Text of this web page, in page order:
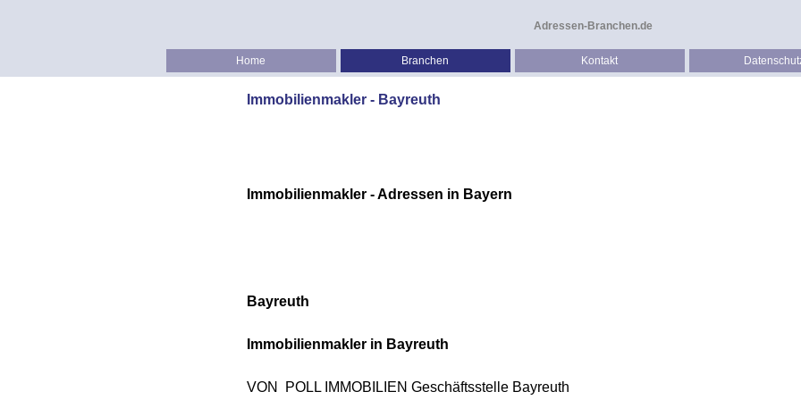
Adressen-Branchen.de
Home Branchen Kontakt
Immobilienmakler - Bayreuth
Immobilienmakler - Adressen in Bayern
Bayreuth
Immobilienmakler in Bayreuth
VON POLL IMMOBILIEN Geschäftsstelle Bayreuth